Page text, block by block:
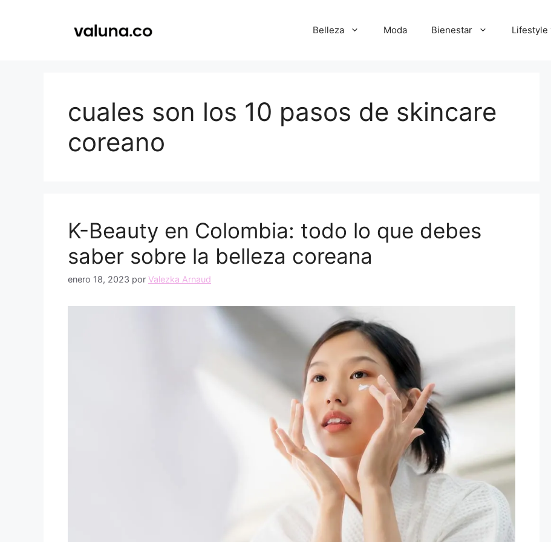
Belleza Moda Bienestar Lifestyle
cuales son los 10 pasos de skincare
coreano
K-Beauty en Colombia: todo lo que debes
saber sobre la belleza coreana
enero 18, 2023 por Valezka Arnaud